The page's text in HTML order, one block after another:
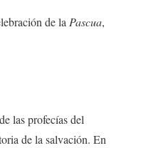
de la Pascua,
las profecías del
de la salvación. En